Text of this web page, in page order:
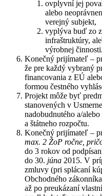
ovplyvní jej
alebo
verejný subjekt,
vyplýva buď zo
infraštruktúry,
výrobnej činnosti.
Konečný prijímateľ –
že pre každý vybraný
financovania z EÚ
formou čestného
Projekt môže byť
stanovených v
nadobudnutého a/
a štátneho rozpočtu.
Konečný prijímateľ –
max. 2 ŽoP ročne,
do 3 rokov od
do 30. júna 2015. V
zmluvy (pri splácaní
Obchodného
až po preukázaní